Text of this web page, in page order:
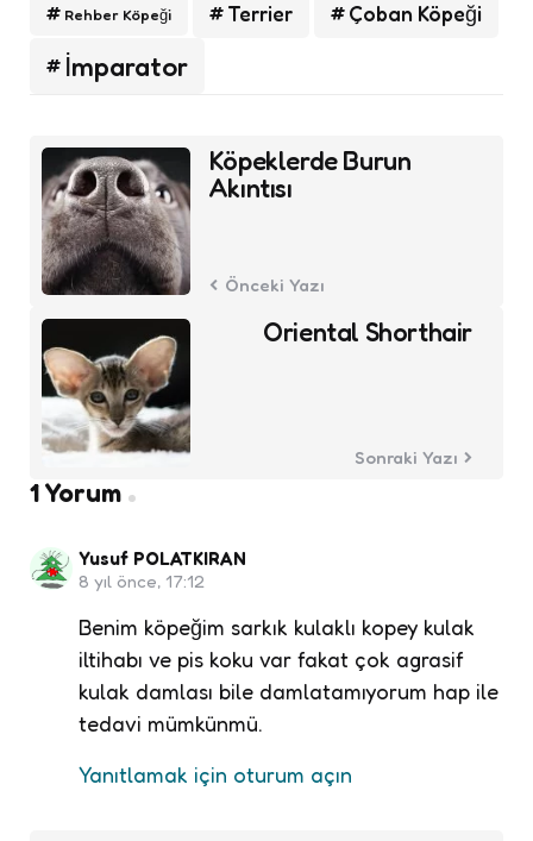
Rehber Köpeği Terrier Çoban Köpeği
İmparator
Post
navigation
Köpeklerde Burun
Akıntısı
Önceki Yazı
Oriental Shorthair
Sonraki Yazı
1 Yorum
Yusuf POLATKIRAN
8 yıl önce, 17:12
Benim köpeğim sarkık kulaklı kopey kulak
iltihabı ve pis koku var fakat çok agrasif
kulak damlası bile damlatamıyorum hap ile
tedavi mümkünmü.
Yanıtlamak için oturum açın